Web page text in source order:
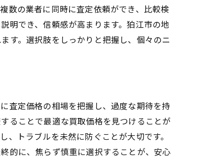
数の業者に同時に査定依頼ができ、比較検
明でき、信頼感が高まります。狛江市の地
す。選択肢をしっかりと把握し、個々のニ
査定価格の相場を把握し、過度な期待を持
ることで最適な買取価格を見つけることが
トラブルを未然に防ぐことが大切です。
的に、焦らず慎重に選択することが、安心